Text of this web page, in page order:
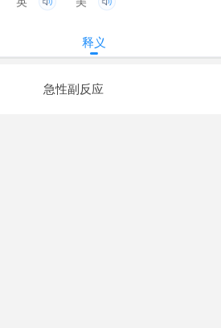
释义
急性副反应